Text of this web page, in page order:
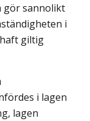
gör sannolikt
i
giltig
i lagen
lagen